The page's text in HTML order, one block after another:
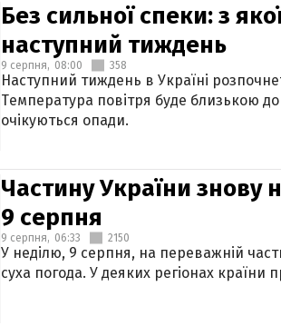
Без сильної спеки: з
наступний тиждень
9 серпня, 08:00 358
Наступний тиждень в Україні
Температура повітря буде близькою
очікуються опади.
Частину України знову
9 серпня
9 серпня, 06:33 2150
У неділю, 9 серпня, на переважній
суха погода. У деяких регіонах країни